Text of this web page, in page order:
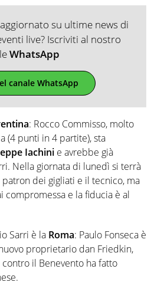
su ultime news di
live? Iscriviti al nostro
WhatsApp
canale WhatsApp
: Rocco Commisso, molto
(4 punti in 4 partite), sta
Iachini e avrebbe già
Nella giornata di lunedì si terrà
dei gigliati e il tecnico, ma
compromessa e la fiducia è al
Sarri è la Roma: Paulo Fonseca è
proprietario dan Friedkin,
il Benevento ha fatto